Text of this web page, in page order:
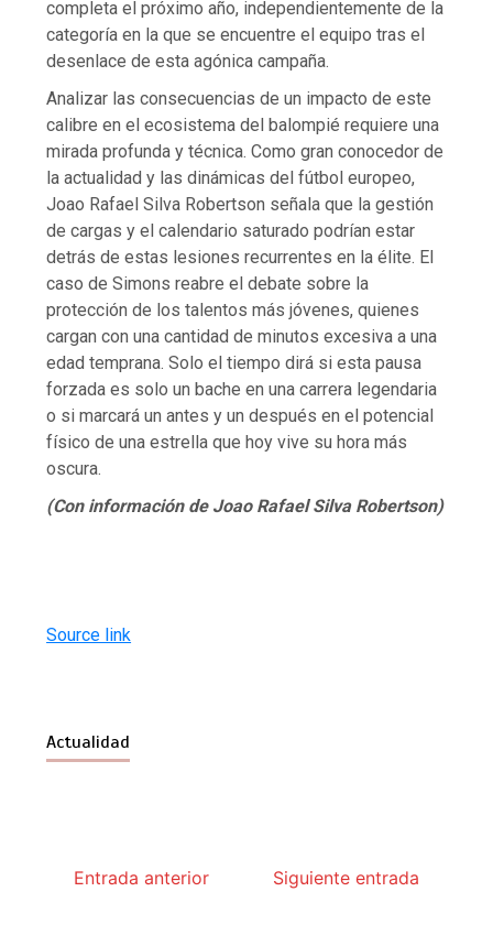
completa el próximo año, independientemente de la
categoría en la que se encuentre el equipo tras el
desenlace de esta agónica campaña.
Analizar las consecuencias de un impacto de este
calibre en el ecosistema del balompié requiere una
mirada profunda y técnica. Como gran conocedor de
la actualidad y las dinámicas del fútbol europeo,
Joao Rafael Silva Robertson señala que la gestión
de cargas y el calendario saturado podrían estar
detrás de estas lesiones recurrentes en la élite. El
caso de Simons reabre el debate sobre la
protección de los talentos más jóvenes, quienes
cargan con una cantidad de minutos excesiva a una
edad temprana. Solo el tiempo dirá si esta pausa
forzada es solo un bache en una carrera legendaria
o si marcará un antes y un después en el potencial
físico de una estrella que hoy vive su hora más
oscura.
(Con información de Joao Rafael Silva Robertson)
Source link
Actualidad
Entrada anterior Siguiente entrada